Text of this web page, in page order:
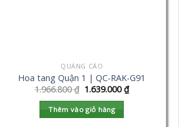
QUẢNG CÁO
Hoa tang Quận 1 | QC-RAK-G91
1.966.800₫ 1.639.000₫
Thêm vào giỏ hàng